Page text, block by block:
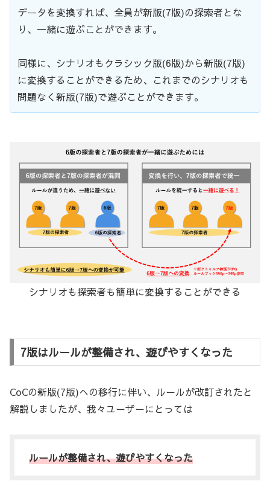
データを変換すれば、全員が新版(7版)の探索者とな
り、一緒に遊ぶことができます。
同様に、シナリオもクラシック版(6版)から新版(7版)
に変換することができるため、これまでのシナリオも
問題なく新版(7版)で遊ぶことができます。
シナリオも探索者も簡単に変換することができる
7版はルールが整備され、遊びやすくなった
CoCの新版(7版)への移行に伴い、ルールが改訂されたと
解説しましたが、我々ユーザーにとっては
ルールが整備され、遊びやすくなった